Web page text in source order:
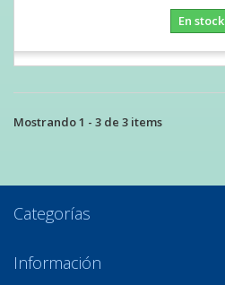
En stock
Mostrando 1 - 3 de 3 items
Categorías
Información